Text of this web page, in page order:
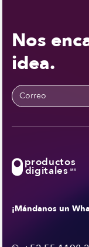
Nos
idea.
productos
digitales MX
¡Mándanos un